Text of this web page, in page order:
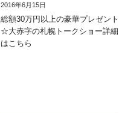
2016年6月15日
総額30万円以上の豪華プレゼント
☆大赤字の札幌トークショー詳細
はこちら